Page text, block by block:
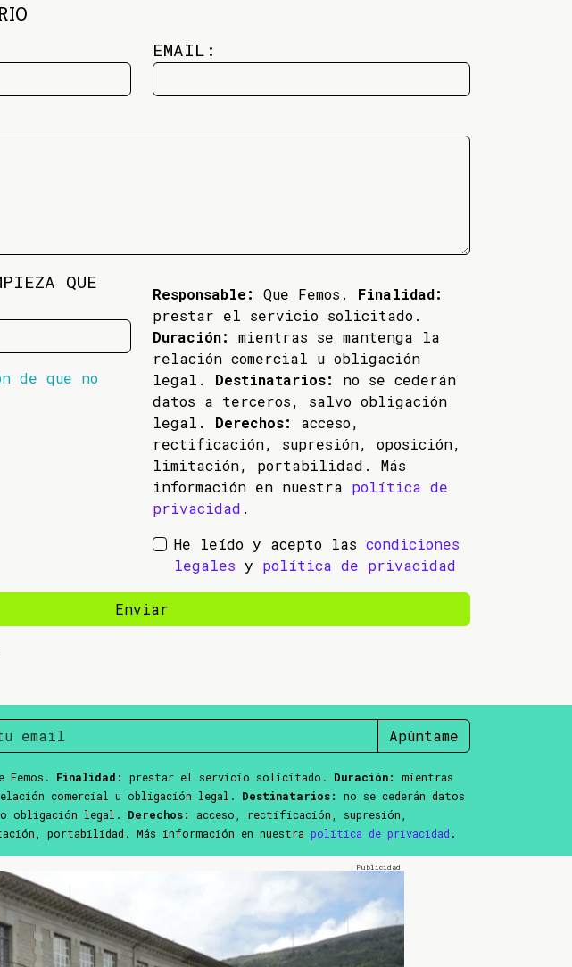
EMAIL:
QUE
de que no
Responsable: Que Femos. Finalidad:
prestar el servicio solicitado.
Duración:
mientras se mantenga la
relación comercial u obligación
legal. Destinatarios:
no se cederán
datos a terceros, salvo obligación
legal. Derechos:
acceso,
rectificación, supresión, oposición,
limitación, portabilidad. Más
información en nuestra política de
privacidad .
He leído y acepto las condiciones
legales y política de privacidad
Enviar
Apúntame
Femos. Finalidad: prestar el servicio solicitado. Duración:
mientras
comercial u obligación legal. Destinatarios:
no se cederán datos
obligación legal. Derechos:
acceso, rectificación, supresión,
portabilidad. Más información en nuestra política de privacidad .